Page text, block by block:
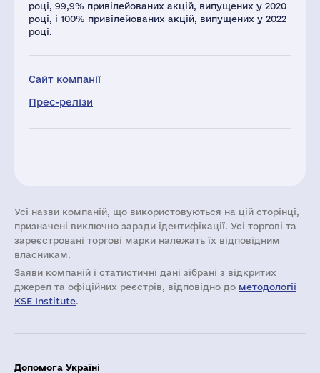
році, 99,9% привілейованих акцій, випущених у 2020
році, і 100% привілейованих акцій, випущених у 2022
році.
Сайт компанії
Прес-релізи
Усі назви компаній, що використовуються на цій сторінці,
призначені виключно заради ідентифікації. Усі торгові та
зареєстровані торгові марки належать їх відповідним
власникам.
Заяви компаній i статистичні дані зібрані з відкритих
джерел та офіційних реєстрів, відповідно до методології
KSE Institute.
Допомога Україні